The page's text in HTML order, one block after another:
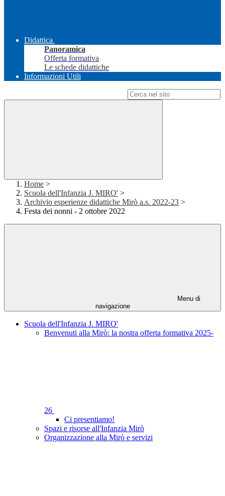
Didattica
Panoramica
Offerta formativa
Le schede didattiche
Informazioni Utili
Home >
Scuola dell'Infanzia J. MIRO' >
Archivio esperienze didattiche Mirò a.s. 2022-23 >
Festa dei nonni - 2 ottobre 2022
Menu di
navigazione
Scuola dell'Infanzia J. MIRO'
Benvenuti alla Mirò: la nostra offerta formativa 2025-
26
Ci presentiamo!
Spazi e risorse all'Infanzia Mirò
Organizzazione alla Mirò e servizi